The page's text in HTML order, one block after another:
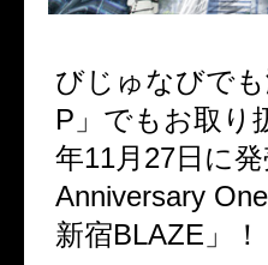
びじゅなびで
P」でもお取り
年11月27日に
Anniversary
新宿BLAZE」！